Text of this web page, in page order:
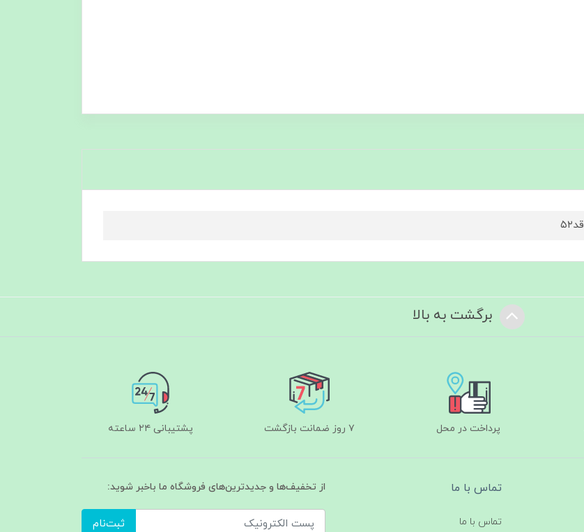
برگشت به بالا
پرداخت در محل ۷ روز ضمانت بازگشت پشتیبانی ۲۴ ساعته
تماس با ما
تماس با ما
از تخفیف‌ها و جدیدترین‌های فروشگاه ما باخبر شوید:
ثبت‌نام